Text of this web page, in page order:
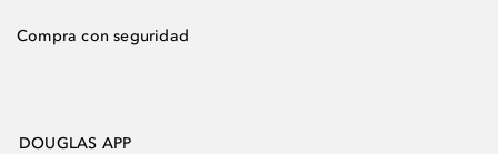
Compra con seguridad
DOUGLAS APP